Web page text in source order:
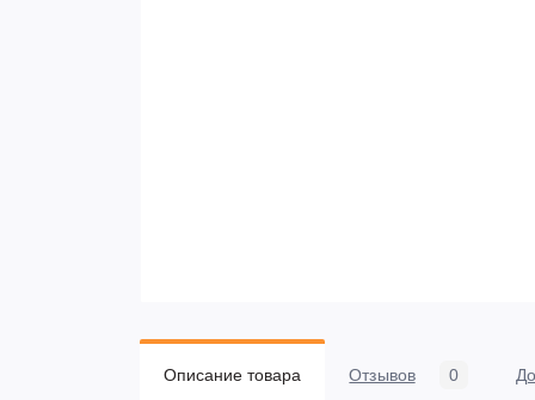
Описание товара Отзывов 0